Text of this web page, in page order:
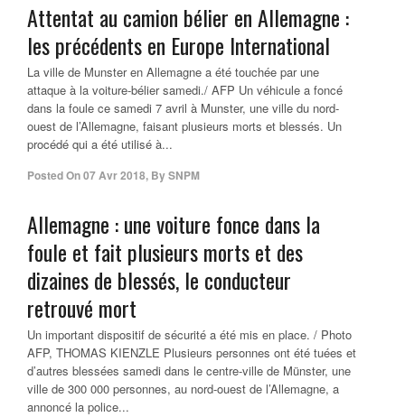
Attentat au camion bélier en Allemagne :
les précédents en Europe International
La ville de Munster en Allemagne a été touchée par une
attaque à la voiture-bélier samedi./ AFP Un véhicule a foncé
dans la foule ce samedi 7 avril à Munster, une ville du nord-
ouest de l’Allemagne, faisant plusieurs morts et blessés. Un
procédé qui a été utilisé à...
Posted On07 Avr 2018, BySNPM
Allemagne : une voiture fonce dans la
foule et fait plusieurs morts et des
dizaines de blessés, le conducteur
retrouvé mort
Un important dispositif de sécurité a été mis en place. / Photo
AFP, THOMAS KIENZLE Plusieurs personnes ont été tuées et
d’autres blessées samedi dans le centre-ville de Münster, une
ville de 300 000 personnes, au nord-ouest de l’Allemagne, a
annoncé la police...